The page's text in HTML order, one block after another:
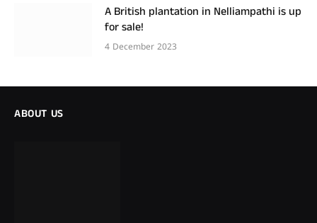
A British plantation in Nelliampathi is up
for sale!
4 December 2023
ABOUT US